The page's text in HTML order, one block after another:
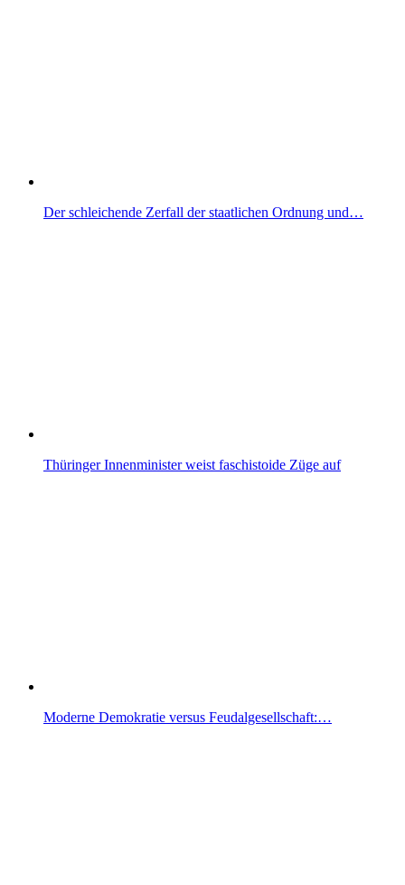
Der schleichende Zerfall der staatlichen Ordnung und…
Thüringer Innenminister weist faschistoide Züge auf
Moderne Demokratie versus Feudalgesellschaft:…